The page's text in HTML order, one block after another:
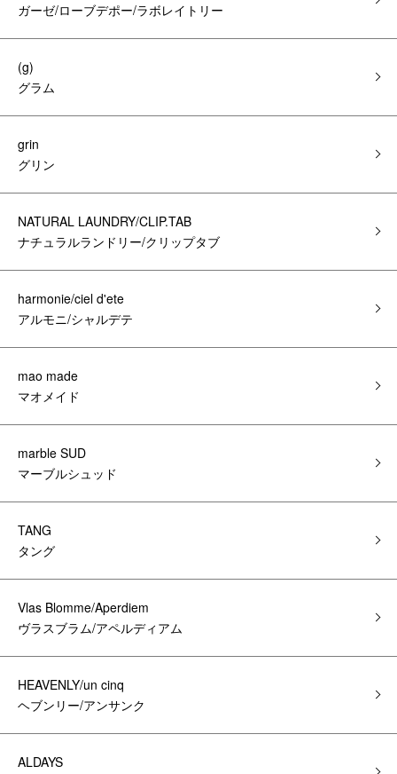
ガーゼ/ローブデポー/ラボレイトリー
(g)
グラム
grin
グリン
NATURAL LAUNDRY/CLIP.TAB
ナチュラルランドリー/クリップタブ
harmonie/ciel d'ete
アルモニ/シャルデテ
mao made
マオメイド
marble SUD
マーブルシュッド
TANG
タング
Vlas Blomme/Aperdiem
ヴラスブラム/アペルディアム
HEAVENLY/un cinq
ヘブンリー/アンサンク
ALDAYS